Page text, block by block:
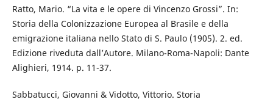
Ratto, Mario. “La vita e le opere di Vincenzo Grossi”. In:
Storia della Colonizzazione Europea al Brasile e della
emigrazione italiana nello Stato di S. Paulo (1905). 2. ed.
Edizione riveduta dall’Autore. Milano-Roma-Napoli: Dante
Alighieri, 1914. p. 11-37.
Sabbatucci, Giovanni & Vidotto, Vittorio. Storia